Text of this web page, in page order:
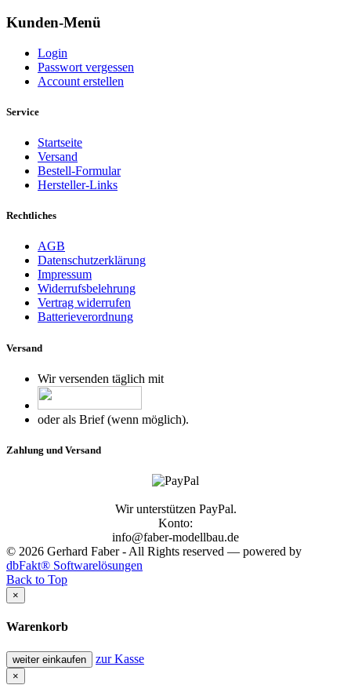
Kunden-Menü
Login
Passwort vergessen
Account erstellen
Service
Startseite
Versand
Bestell-Formular
Hersteller-Links
Rechtliches
AGB
Datenschutzerklärung
Impressum
Widerrufsbelehrung
Vertrag widerrufen
Batterieverordnung
Versand
Wir versenden täglich mit
oder als Brief (wenn möglich).
Zahlung und Versand
Wir unterstützen PayPal.
Konto:
info@faber-modellbau.de
© 2026 Gerhard Faber - All Rights reserved — powered by
dbFakt® Softwarelösungen
Back to Top
×
Warenkorb
weiter einkaufen zur Kasse
×